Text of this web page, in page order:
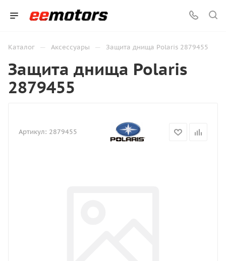
Каталог — Аксессуары — Защита днища Polaris 2879455
Защита днища Polaris
2879455
Артикул: 2879455